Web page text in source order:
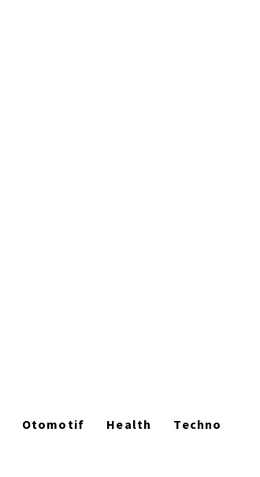
Otomotif Health Techno